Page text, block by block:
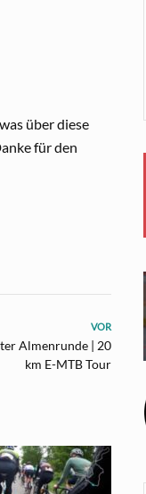
über diese
für den
VOR
Almenrunde | 20
km E-MTB Tour